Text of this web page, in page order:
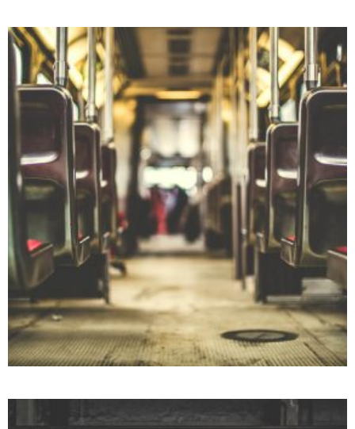
FULL WIDTH PROJECT
Photography Prints